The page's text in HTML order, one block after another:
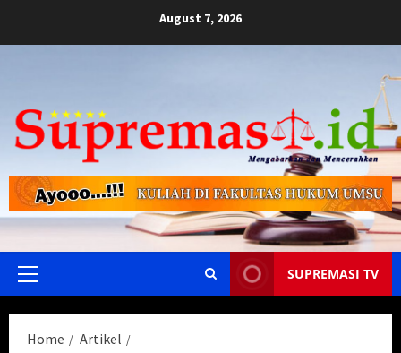
August 7, 2026
Primary
SUPREMASI TV
Home
Artikel